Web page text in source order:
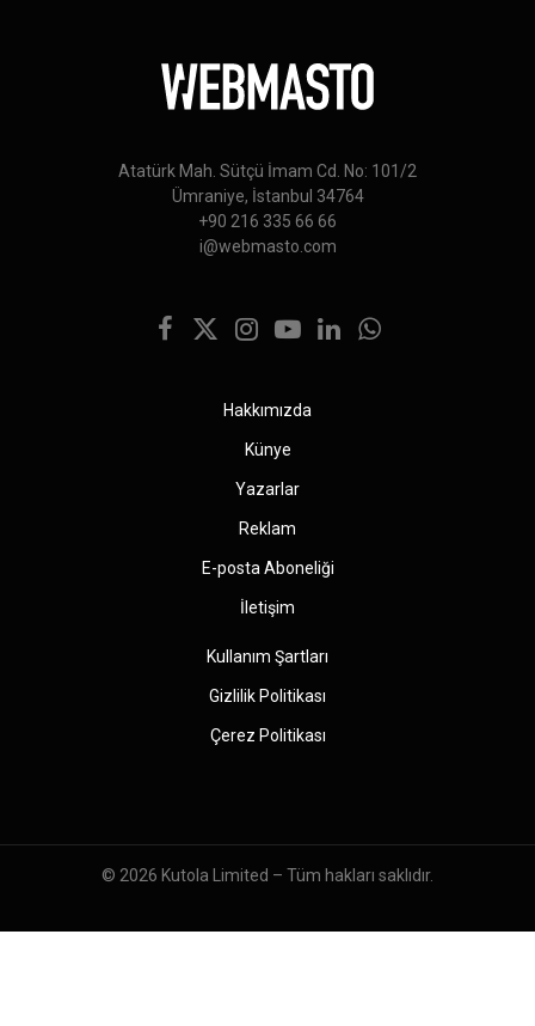
Atatürk Mah. Sütçü İmam Cd. No: 101/2
Ümraniye, İstanbul 34764
+90 216 335 66 66
i@webmasto.com
Facebook
X
Instagram
YouTubeLinkedInWhatsApp
Hakkımızda
Künye
Yazarlar
Reklam
E-posta Aboneliği
İletişim
Kullanım Şartları
Gizlilik Politikası
Çerez Politikası
© 2026 Kutola Limited – Tüm hakları saklıdır.